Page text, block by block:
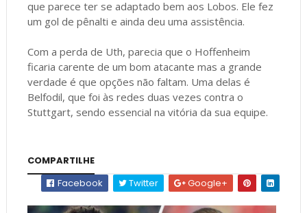
que parece ter se adaptado bem aos Lobos. Ele fez
um gol de pênalti e ainda deu uma assistência.
Com a perda de Uth, parecia que o Hoffenheim
ficaria carente de um bom atacante mas a grande
verdade é que opções não faltam. Uma delas é
Belfodil, que foi às redes duas vezes contra o
Stuttgart, sendo essencial na vitória da sua equipe.
COMPARTILHE
Facebook
Twitter Google+